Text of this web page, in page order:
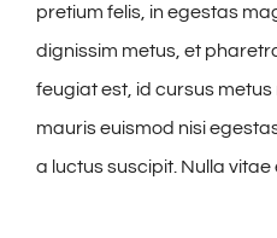
pretium felis, in egestas
dignissim metus, et
feugiat est, id cursus metus
mauris euismod nisi
a luctus suscipit. Nulla vitae